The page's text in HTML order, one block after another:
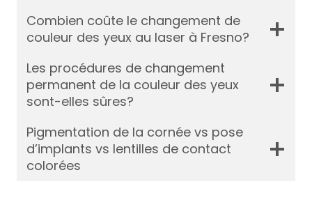
Combien coûte le changement de
couleur des yeux au laser à Fresno?
Les procédures de changement
permanent de la couleur des yeux
sont-elles sûres?
Pigmentation de la cornée vs pose
d’implants vs lentilles de contact
colorées